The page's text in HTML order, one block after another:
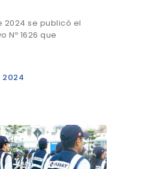
2024 se publicó el
Nº 1626 que
2024